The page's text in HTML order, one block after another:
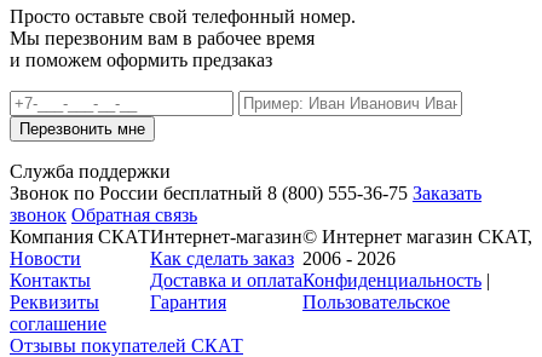
Просто оставьте свой телефонный номер.
Мы перезвоним вам в рабочее время
и поможем оформить предзаказ
Служба поддержки
Звонок по России бесплатный 8 (800) 555-36-75 Заказать
звонок Обратная связь
Компания СКАТ
Новости
Контакты
Реквизиты
Интернет-магазин
Как сделать заказ
Доставка и оплата
Гарантия
© Интернет магазин СКАТ,
2006 - 2026
Конфиденциальность |
Пользовательское
соглашение
Отзывы покупателей СКАТ